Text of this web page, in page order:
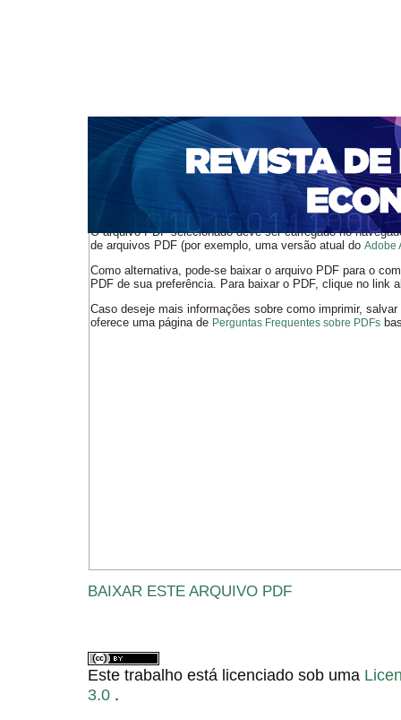
CAPA SOBRE ACESSO CADASTRO
NOTÍCIAS
PORTAL DE REVISTAS DA UNIFACS
BASES DE DADOS E INDEXADORES
Capa Ano XXI - V. 3 - N. 44 - Dezembro de 2019>Teixeira
O arquivo PDF selecionado deve ser carregado no
de arquivos PDF (por exemplo, uma versão atual do Adobe
Como alternativa, pode-se baixar o arquivo PDF para o
PDF de sua preferência. Para baixar o PDF, clique no link
Caso deseje mais informações sobre como imprimir,
oferece uma página de Perguntas Frequentes sobre PDFs
BAIXAR ESTE ARQUIVO PDF
Este trabalho está licenciado sob uma
3.0 .